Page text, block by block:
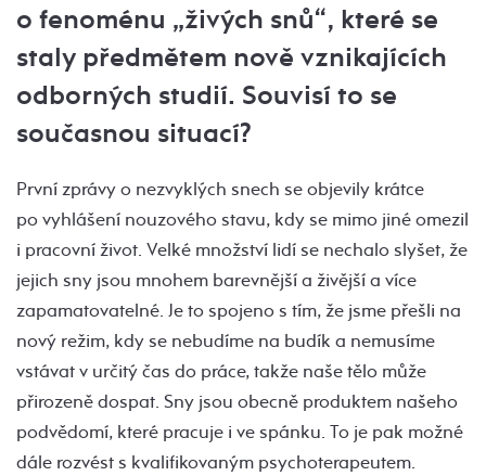
o fenoménu „živých snů“, které se
staly předmětem nově vznikajících
odborných studií. Souvisí to se
současnou situací?
První zprávy o nezvyklých snech se objevily krátce
po vyhlášení nouzového stavu, kdy se mimo jiné omezil
i pracovní život. Velké množství lidí se nechalo slyšet, že
jejich sny jsou mnohem barevnější a živější a více
zapamatovatelné. Je to spojeno s tím, že jsme přešli na
nový režim, kdy se nebudíme na budík a nemusíme
vstávat v určitý čas do práce, takže naše tělo může
přirozeně dospat. Sny jsou obecně produktem našeho
podvědomí, které pracuje i ve spánku. To je pak možné
dále rozvést s kvalifikovaným psychoterapeutem.